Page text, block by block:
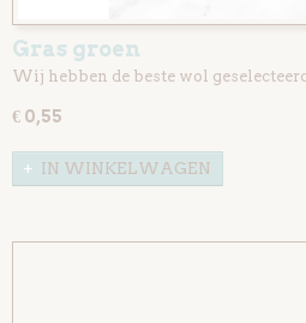
Gras groen
Wij hebben de beste wol
€ 0,55
IN WINKELWAGEN